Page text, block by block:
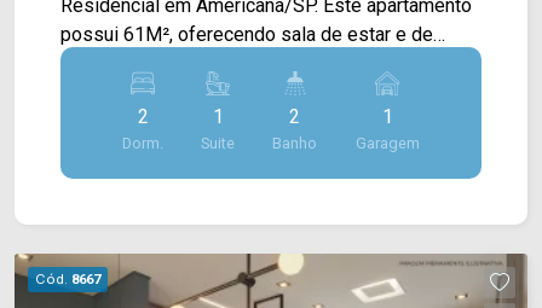
Residencial em Americana/SP. Este apartamento
possui 61M², oferecendo sala de estar e de
jantar integradas com a cozinha, sacada com
vista livre e área de serviço. > 02 quartos, sendo
01 suíte; > 02 banheiros, sendo 01 social; > 01
vaga de garagem. Localizado no bairro São Luiz,
este condomínio está próximo à Av. Unitika, Av.
Esta região conta com faculdade FAM, praças,
supermercados Falcão e Pérola, escola Prof.
2
Dorm.
1
Suite
2
Banho
1
Garagem
Cód. 8667